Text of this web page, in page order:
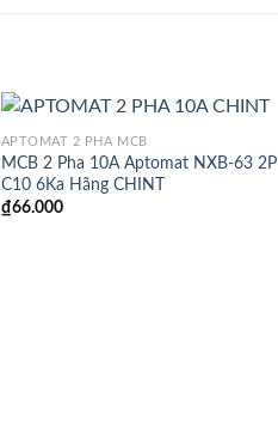
APTOMAT 2 PHA MCB
MCB 2 Pha 10A Aptomat NXB-63 2P
C10 6Ka Hãng CHINT
₫66.000